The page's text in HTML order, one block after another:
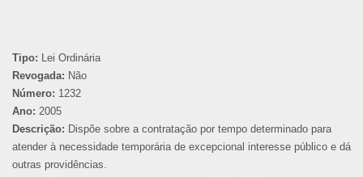
Tipo: Lei Ordinária
Revogada: Não
Número: 1232
Ano: 2005
Descrição: Dispõe sobre a contratação por tempo determinado para
atender à necessidade temporária de excepcional interesse público e dá
outras providências.